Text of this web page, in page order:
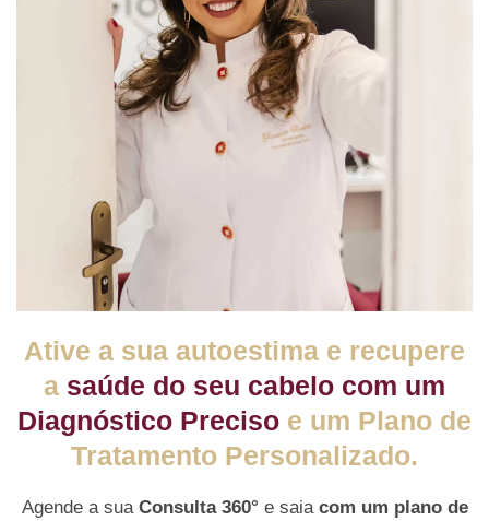
Ative a sua autoestima e recupere
a saúde do seu cabelo com um
Diagnóstico Preciso e um Plano de
Tratamento Personalizado.
Agende a sua Consulta 360° e saia com um plano de